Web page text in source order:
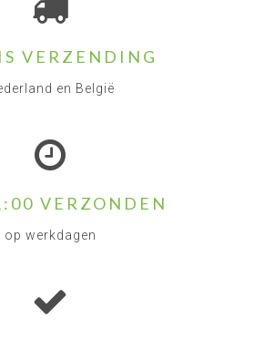
VERZENDING
en België
VERZONDEN
op werkdagen